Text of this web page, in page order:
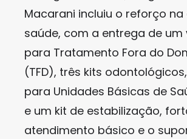
Macarani incluiu o reforço
saúde, com a entrega de um
para Tratamento Fora do
(TFD), três kits
para Unidades Básicas de
e um kit de estabilização,
atendimento básico e o